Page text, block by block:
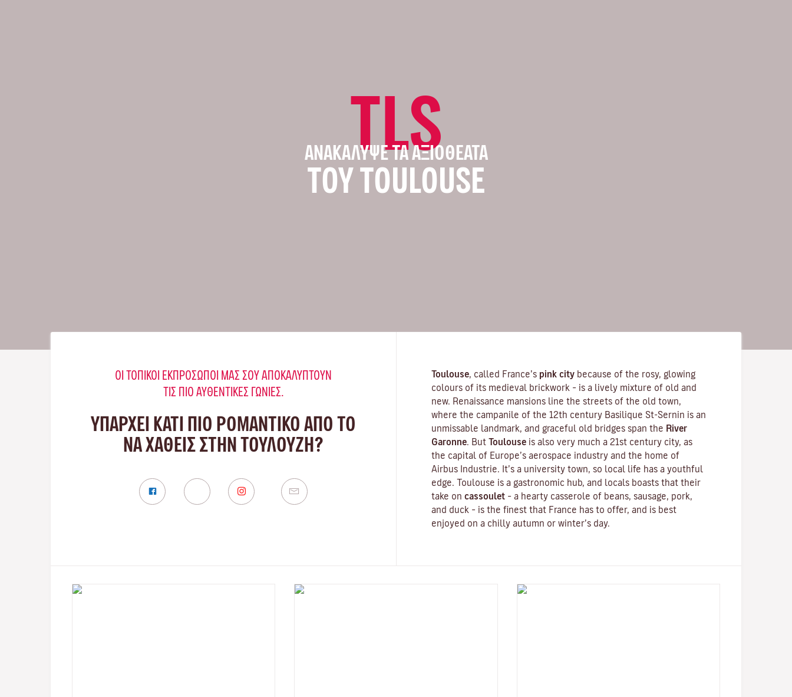
TLS
ΑΝΑΚΆΛΥΨΕ ΤΑ ΑΞΙΟΘΈΑΤΑ
ΤΟΥ TOULOUSE
ΟΙ ΤΟΠΙΚΟΊ ΕΚΠΡΌΣΩΠΟΊ ΜΑΣ ΣΟΥ ΑΠΟΚΑΛΎΠΤΟΥΝ
ΤΙΣ ΠΙΟ ΑΥΘΕΝΤΙΚΈΣ ΓΩΝΙΈΣ.
ΥΠΑΡΧΕΙ ΚΑΤΙ ΠΙΟ ΡΟΜΑΝΤΙΚΟ ΑΠΟ ΤΟ
ΝΑ ΧΑΘΕΙΣ ΣΤΗΝ ΤΟΥΛΟΎΖΗ?
Toulouse , called France’s pink city because of the rosy, glowing
colours of its medieval brickwork – is a lively mixture of old and
new. Renaissance mansions line the streets of the old town,
where the campanile of the 12th century Basilique St-Sernin is an
unmissable landmark, and graceful old bridges span the River
Garonne . But Toulouse is also very much a 21st century city, as
the capital of Europe’s aerospace industry and the home of
Airbus Industrie. It’s a university town, so local life has a youthful
edge. Toulouse is a gastronomic hub, and locals boasts that their
take on cassoulet – a hearty casserole of beans, sausage, pork,
and duck – is the finest that France has to offer, and is best
enjoyed on a chilly autumn or winter’s day.